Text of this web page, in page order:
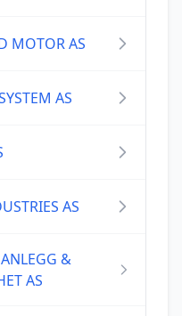
MOTOR AS
AS
AS
&
AS